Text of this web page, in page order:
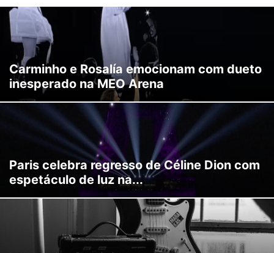
Carminho e Rosalía emocionam com dueto
inesperado na MEO Arena
Paris celebra regresso de Céline Dion com
espetáculo de luz na...